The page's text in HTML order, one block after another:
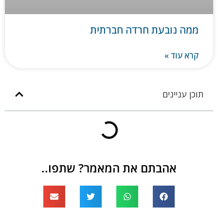
ממה נובעת חרדה חברתית
קרא עוד »
תוכן עניינים
אהבתם את המאמר? שתפו..